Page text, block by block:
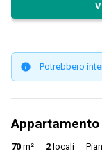
Potrebbero
70 m² 2 locali